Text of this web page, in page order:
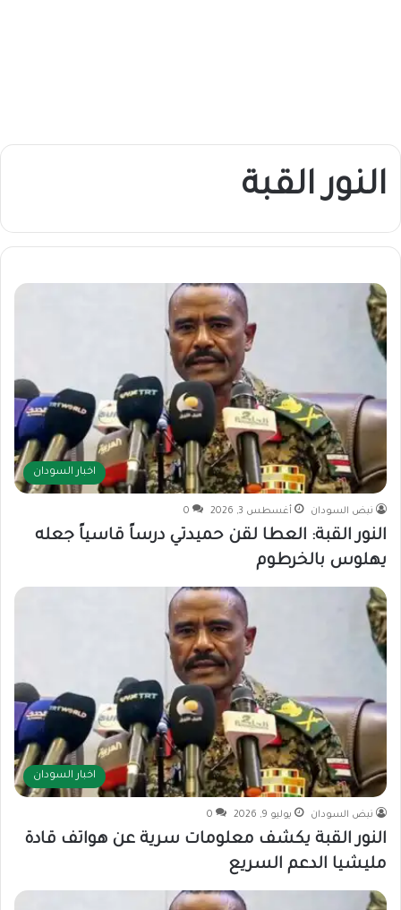
النور القبة
اخبار السودان
نبض السودان أغسطس 3, 2026 0
النور القبة: العطا لقن حميدتي درساً قاسياً جعله
يهلوس بالخرطوم
اخبار السودان
نبض السودان يوليو 9, 2026 0
النور القبة يكشف معلومات سرية عن هواتف قادة
مليشيا الدعم السريع